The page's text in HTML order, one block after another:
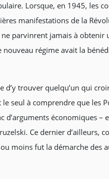
Lorsque, en 1945, les
manifestations de la
ne parvinrent jamais à obtenir
nouveau régime avait la
d’y trouver quelqu’un qui
seul à comprendre que les
économiques –
Ce dernier d’ailleurs,
moins fut la démarche des